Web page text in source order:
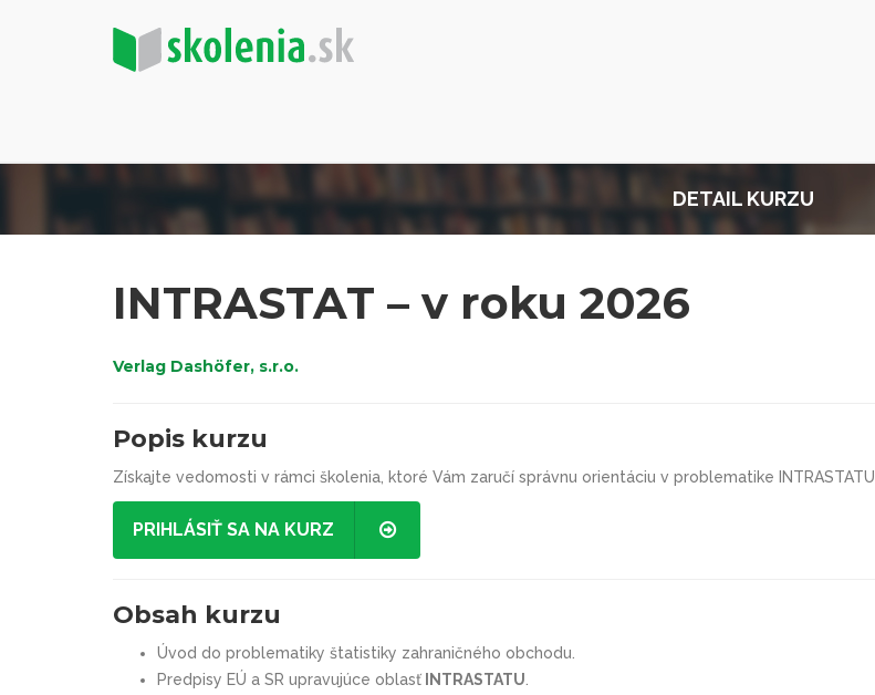
DETAIL KURZU
INTRASTAT – v roku 2026
Verlag Dashöfer, s.r.o.
Popis kurzu
Získajte vedomosti v rámci školenia, ktoré Vám zaručí správnu orientáciu v problematike INTRASTATU.
PRIHLÁSIŤ SA NA KURZ
Obsah kurzu
Úvod do problematiky štatistiky zahraničného obchodu.
Predpisy EÚ a SR upravujúce oblasť INTRASTATU